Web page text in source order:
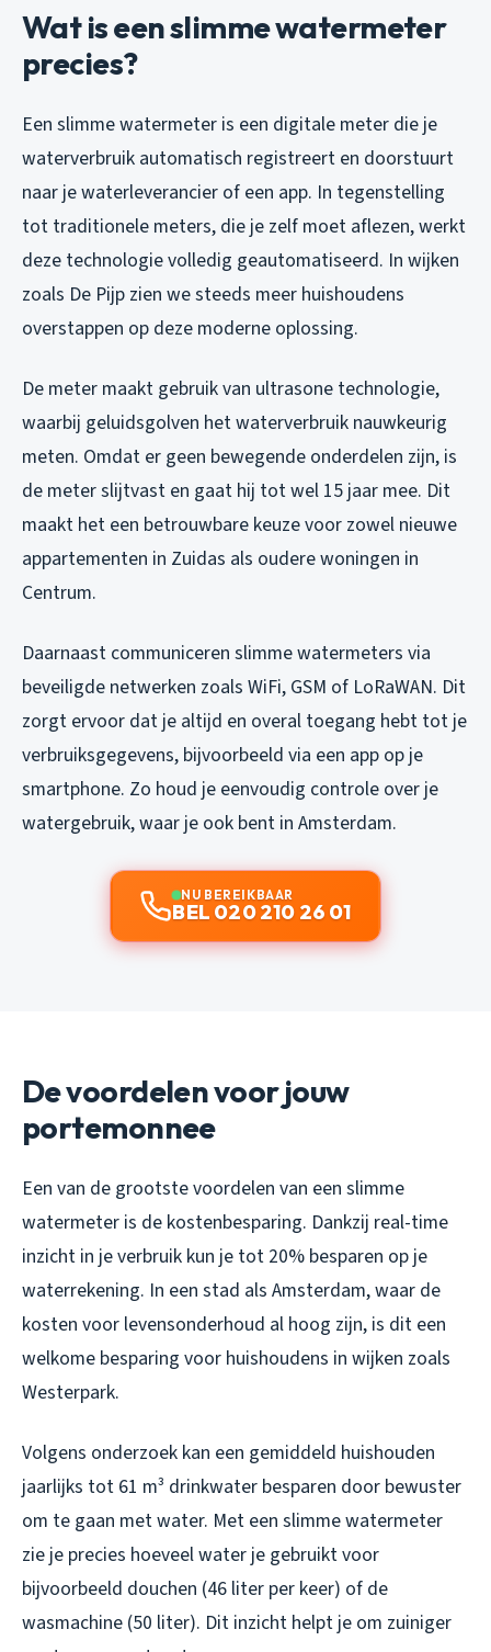
Wat is een slimme watermeter
precies?
Een slimme watermeter is een digitale meter die je
waterverbruik automatisch registreert en doorstuurt
naar je waterleverancier of een app. In tegenstelling
tot traditionele meters, die je zelf moet aflezen, werkt
deze technologie volledig geautomatiseerd. In wijken
zoals De Pijp zien we steeds meer huishoudens
overstappen op deze moderne oplossing.
De meter maakt gebruik van ultrasone technologie,
waarbij geluidsgolven het waterverbruik nauwkeurig
meten. Omdat er geen bewegende onderdelen zijn, is
de meter slijtvast en gaat hij tot wel 15 jaar mee. Dit
maakt het een betrouwbare keuze voor zowel nieuwe
appartementen in Zuidas als oudere woningen in
Centrum.
Daarnaast communiceren slimme watermeters via
beveiligde netwerken zoals WiFi, GSM of LoRaWAN. Dit
zorgt ervoor dat je altijd en overal toegang hebt tot je
verbruiksgegevens, bijvoorbeeld via een app op je
smartphone. Zo houd je eenvoudig controle over je
watergebruik, waar je ook bent in Amsterdam.
NU BEREIKBAAR
BEL 020 210 26 01
De voordelen voor jouw
portemonnee
Een van de grootste voordelen van een slimme
watermeter is de kostenbesparing. Dankzij real-time
inzicht in je verbruik kun je tot 20% besparen op je
waterrekening. In een stad als Amsterdam, waar de
kosten voor levensonderhoud al hoog zijn, is dit een
welkome besparing voor huishoudens in wijken zoals
Westerpark.
Volgens onderzoek kan een gemiddeld huishouden
jaarlijks tot 61 m³ drinkwater besparen door bewuster
om te gaan met water. Met een slimme watermeter
zie je precies hoeveel water je gebruikt voor
bijvoorbeeld douchen (46 liter per keer) of de
wasmachine (50 liter). Dit inzicht helpt je om zuiniger